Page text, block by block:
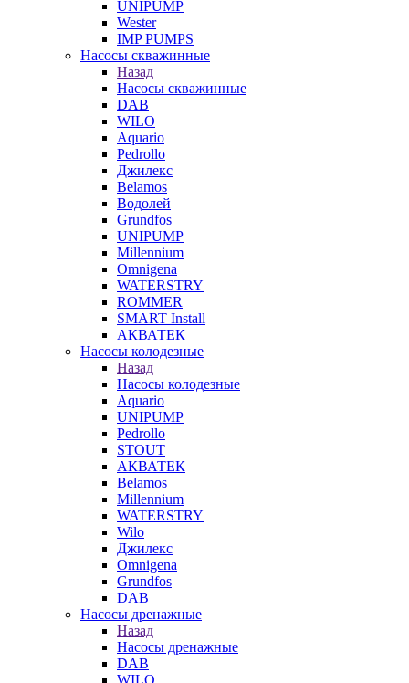
UNIPUMP
Wester
IMP PUMPS
Насосы скважинные
Назад
Насосы скважинные
DAB
WILO
Aquario
Pedrollo
Джилекс
Belamos
Водолей
Grundfos
UNIPUMP
Millennium
Omnigena
WATERSTRY
ROMMER
SMART Install
АКВАТЕК
Насосы колодезные
Назад
Насосы колодезные
Aquario
UNIPUMP
Pedrollo
STOUT
АКВАТЕК
Belamos
Millennium
WATERSTRY
Wilo
Джилекс
Omnigena
Grundfos
DAB
Насосы дренажные
Назад
Насосы дренажные
DAB
WILO